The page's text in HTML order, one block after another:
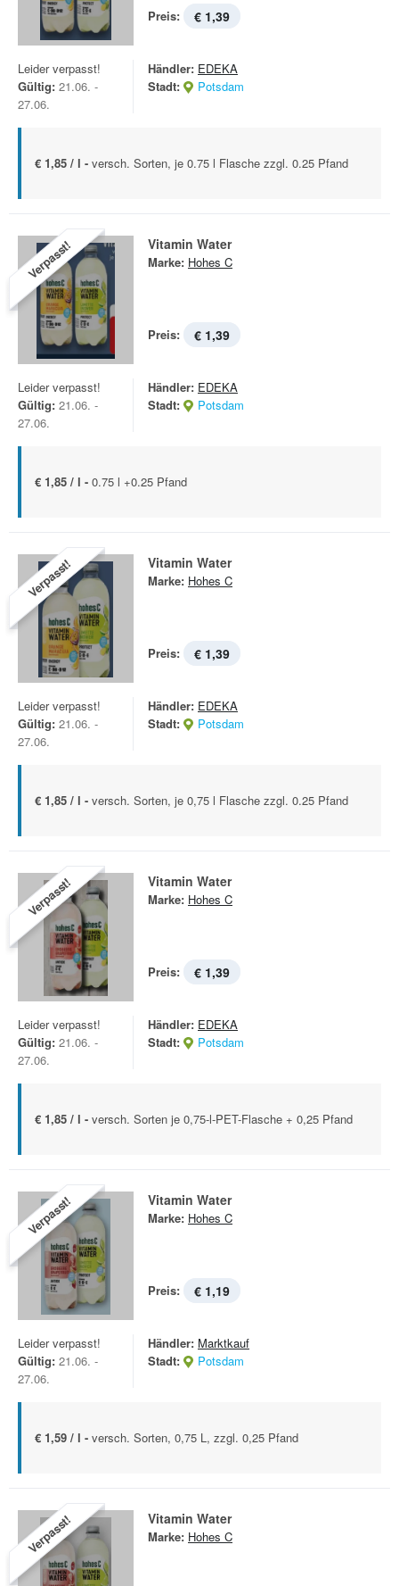
Preis: € 1,39
Leider verpasst!
Gültig: 21.06. -
27.06.
Händler: EDEKA
Stadt:
Potsdam
€ 1,85 / l - versch. Sorten, je 0.75 l Flasche zzgl. 0.25 Pfand
Verpasst! Vitamin Water
Marke: Hohes C
Preis: € 1,39
Leider verpasst!
Gültig: 21.06. -
27.06.
Händler: EDEKA
Stadt:
Potsdam
€ 1,85 / l - 0.75 l +0.25 Pfand
Verpasst! Vitamin Water
Marke: Hohes C
Preis: € 1,39
Leider verpasst!
Gültig: 21.06. -
27.06.
Händler: EDEKA
Stadt:
Potsdam
€ 1,85 / l - versch. Sorten, je 0,75 l Flasche zzgl. 0.25 Pfand
Verpasst! Vitamin Water
Marke: Hohes C
Preis: € 1,39
Leider verpasst!
Gültig: 21.06. -
27.06.
Händler: EDEKA
Stadt:
Potsdam
€ 1,85 / l - versch. Sorten je 0,75-l-PET-Flasche + 0,25 Pfand
Verpasst! Vitamin Water
Marke: Hohes C
Preis: € 1,19
Leider verpasst!
Gültig: 21.06. -
27.06.
Händler: Marktkauf
Stadt:
Potsdam
€ 1,59 / l - versch. Sorten, 0,75 L, zzgl. 0,25 Pfand
Verpasst! Vitamin Water
Marke: Hohes C